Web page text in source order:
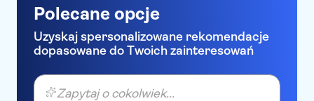
Polecane opcje
Uzyskaj spersonalizowane rekomendacje
dopasowane do Twoich zainteresowań
Zapytaj o cokolwiek...